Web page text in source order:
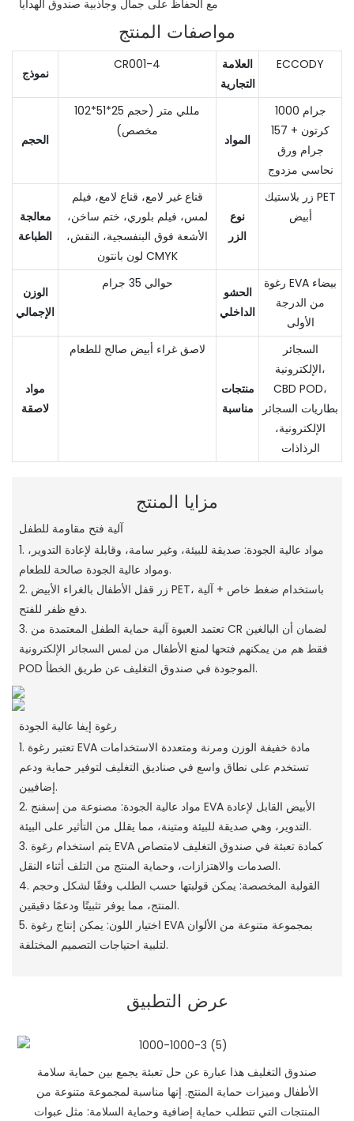
مع الحفاظ على جمال وجاذبية صندوق الهدايا
مواصفات المنتج
نموذج
CR001-4
العلامة
التجارية
ECCODY
الحجم
102*51*25 مللي متر (حجم
مخصص)
المواد
1000 جرام
كرتون + 157
جرام ورق
نحاسي مزدوج
معالجة
الطباعة
قناع غير لامع، قناع لامع، فيلم
لمس، فيلم بلوري، ختم ساخن،
الأشعة فوق البنفسجية، النقش،
لون بانتون CMYK
نوع
الزر
زر بلاستيك PET
أبيض
الوزن
الإجمالي
حوالي 35 جرام
الحشو
الداخلي
رغوة EVA بيضاء
من الدرجة
الأولى
مواد
لاصقة
لاصق غراء أبيض صالح للطعام
منتجات
مناسبة
السجائر
الإلكترونية،
CBD POD،
بطاريات السجائر
الإلكترونية،
الرذاذات
مزايا المنتج
آلية فتح مقاومة للطفل
1. مواد عالية الجودة: صديقة للبيئة، وغير سامة، وقابلة لإعادة التدوير،
ومواد عالية الجودة صالحة للطعام.
2. زر قفل الأطفال بالغراء الأبيض PET، باستخدام ضغط خاص + آلية
دفع ظفر للفتح.
3. تعتمد العبوة آلية حماية الطفل المعتمدة من CR لضمان أن البالغين
فقط هم من يمكنهم فتحها لمنع الأطفال من لمس السجائر الإلكترونية
POD الموجودة في صندوق التغليف عن طريق الخطأ.
رغوة إيفا عالية الجودة
1. تعتبر رغوة EVA مادة خفيفة الوزن ومرنة ومتعددة الاستخدامات
تستخدم على نطاق واسع في صناديق التغليف لتوفير حماية ودعم
إضافيين.
2. مواد عالية الجودة: مصنوعة من إسفنج EVA الأبيض القابل لإعادة
التدوير، وهي صديقة للبيئة ومتينة، مما يقلل من التأثير على البيئة.
3. يتم استخدام رغوة EVA كمادة تعبئة في صندوق التغليف لامتصاص
الصدمات والاهتزازات، وحماية المنتج من التلف أثناء النقل.
4. القولبة المخصصة: يمكن قولبتها حسب الطلب وفقًا لشكل وحجم
المنتج، مما يوفر تثبيتًا ودعمًا دقيقين.
5. اختيار اللون: يمكن إنتاج رغوة EVA بمجموعة متنوعة من الألوان
لتلبية احتياجات التصميم المختلفة.
عرض التطبيق
صندوق التغليف هذا عبارة عن حل تعبئة يجمع بين حماية سلامة
الأطفال وميزات حماية المنتج. إنها مناسبة لمجموعة متنوعة من
المنتجات التي تتطلب حماية إضافية وحماية السلامة: مثل عبوات